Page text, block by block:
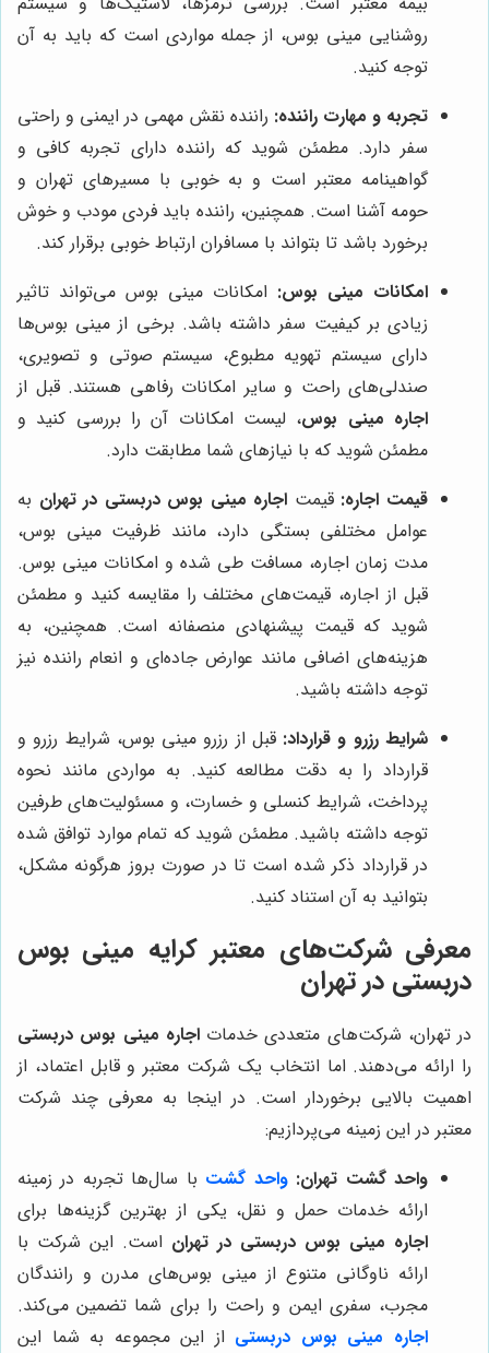
روشنایی مینی بوس، از جمله مواردی است که باید به آن
توجه کنید.
تجربه و مهارت راننده: راننده نقش مهمی در ایمنی و راحتی
سفر دارد. مطمئن شوید که راننده دارای تجربه کافی و
گواهینامه معتبر است و به خوبی با مسیرهای تهران و
حومه آشنا است. همچنین، راننده باید فردی مودب و خوش
برخورد باشد تا بتواند با مسافران ارتباط خوبی برقرار کند.
امکانات مینی بوس: امکانات مینی بوس می‌تواند تاثیر
زیادی بر کیفیت سفر داشته باشد. برخی از مینی بوس‌ها
دارای سیستم تهویه مطبوع، سیستم صوتی و تصویری،
صندلی‌های راحت و سایر امکانات رفاهی هستند. قبل از
اجاره مینی بوس، لیست امکانات آن را بررسی کنید و
مطمئن شوید که با نیازهای شما مطابقت دارد.
قیمت اجاره: قیمت اجاره مینی بوس دربستی در تهران به
عوامل مختلفی بستگی دارد، مانند ظرفیت مینی بوس،
مدت زمان اجاره، مسافت طی شده و امکانات مینی بوس.
قبل از اجاره، قیمت‌های مختلف را مقایسه کنید و مطمئن
شوید که قیمت پیشنهادی منصفانه است. همچنین، به
هزینه‌های اضافی مانند عوارض جاده‌ای و انعام راننده نیز
توجه داشته باشید.
شرایط رزرو و قرارداد: قبل از رزرو مینی بوس، شرایط رزرو و
قرارداد را به دقت مطالعه کنید. به مواردی مانند نحوه
پرداخت، شرایط کنسلی و خسارت، و مسئولیت‌های طرفین
توجه داشته باشید. مطمئن شوید که تمام موارد توافق شده
در قرارداد ذکر شده است تا در صورت بروز هرگونه مشکل،
بتوانید به آن استناد کنید.
معرفی شرکت‌های معتبر کرایه مینی بوس
دربستی در تهران
در تهران، شرکت‌های متعددی خدماتاجاره مینی بوس دربستی
را ارائه می‌دهند. اما انتخاب یک شرکت معتبر و قابل اعتماد، از
اهمیت بالایی برخوردار است. در اینجا به معرفی چند شرکت
معتبر در این زمینه می‌پردازیم:
واحد گشت تهران: واحد گشت با سال‌ها تجربه در زمینه
ارائه خدمات حمل و نقل، یکی از بهترین گزینه‌ها برای
اجاره مینی بوس دربستی در تهران است. این شرکت با
ارائه ناوگانی متنوع از مینی بوس‌های مدرن و رانندگان
مجرب، سفری ایمن و راحت را برای شما تضمین می‌کند.
اجاره مینی بوس دربستی از این مجموعه به شما این